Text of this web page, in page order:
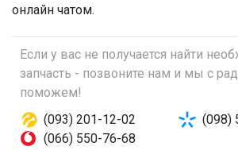
онлайн чатом.
Если у вас не получается найти
запчасть - позвоните нам и мы с
поможем!
(093) 201-12-02
(098)
(066) 550-76-68